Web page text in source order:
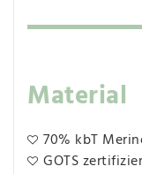
Material
70% kbT
GOTS